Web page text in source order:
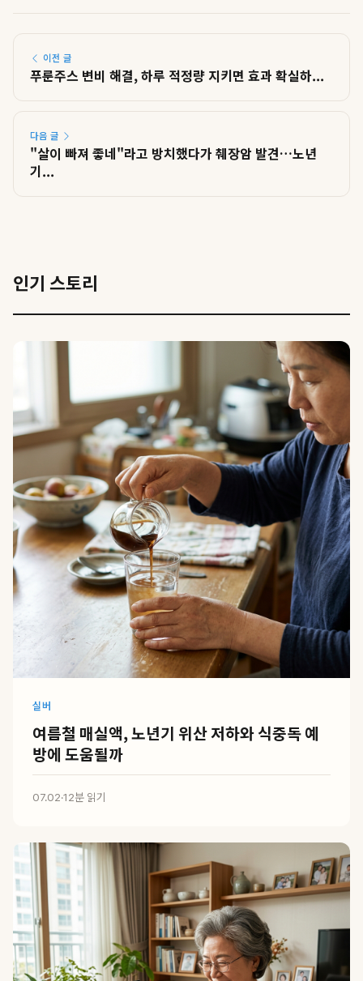
이전 글
푸룬주스 변비 해결, 하루 적정량 지키면 효과 확실하...
다음 글
"살이 빠져 좋네"라고 방치했다가 췌장암 발견…노년
기...
인기 스토리
실버
여름철 매실액, 노년기 위산 저하와 식중독 예
방에 도움될까
07.02·12분 읽기